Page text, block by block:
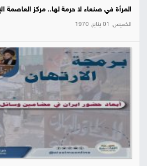
المرأة في صنعاء لا حرمة لها.. مركز العاصمة
الخميس, 01 يناير, 1970